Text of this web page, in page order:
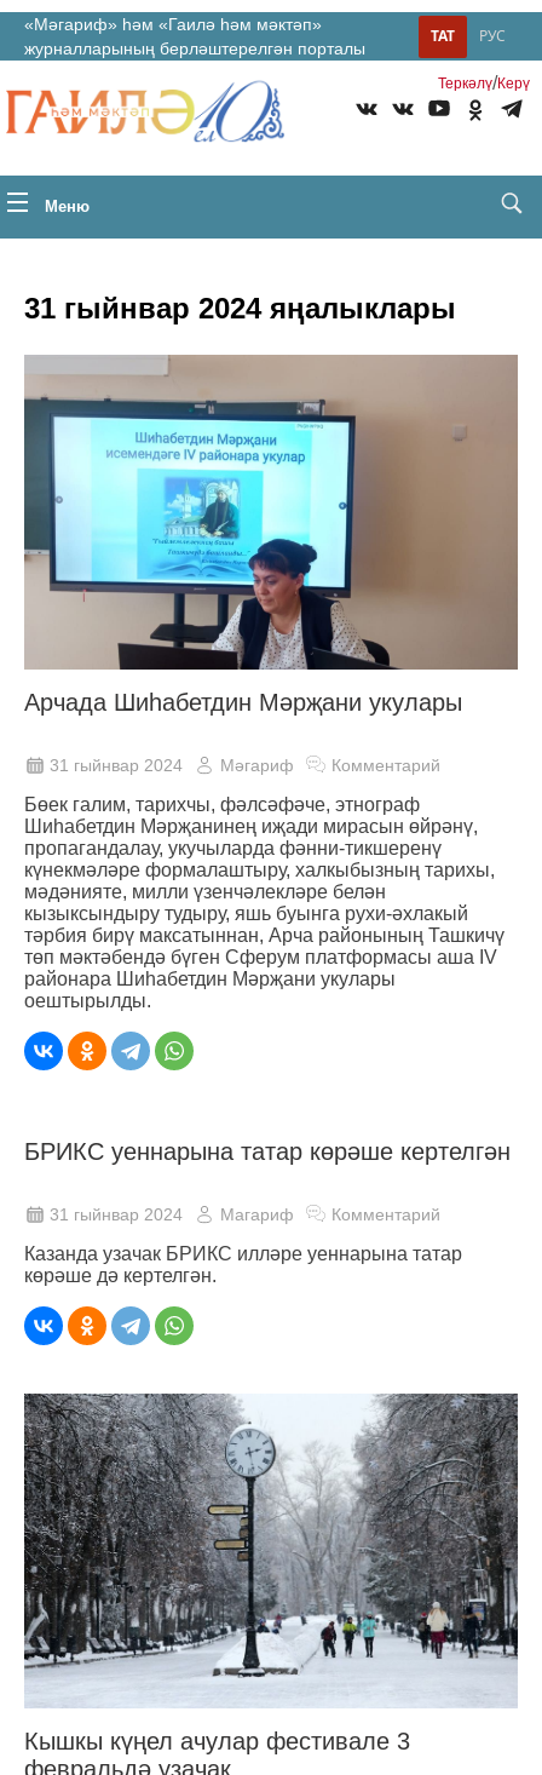
«Мәгариф» һәм «Гаилә һәм мәктәп»
журналларының берләштерелгән порталы
РУС
ТАТ
Теркəлү/Керү
Меню
31 гыйнвар 2024 яңалыклары
Арчада Шиһабетдин Мәрҗани укулары
31 гыйнвар 2024 Мәгариф Комментарий
Бөек галим, тарихчы, фәлсәфәче, этнограф
Шиһабетдин Мәрҗанинең иҗади мирасын өйрәнү,
пропагандалау, укучыларда фәнни-тикшеренү
күнекмәләре формалаштыру, халкыбызның тарихы,
мәдәнияте, милли үзенчәлекләре белән
кызыксындыру тудыру, яшь буынга рухи-әхлакый
тәрбия бирү максатыннан, Арча районының Ташкичү
төп мәктәбендә бүген Сферум платформасы аша IV
районара Шиһабетдин Мәрҗани укулары
оештырылды.
БРИКС уеннарына татар көрәше кертелгән
31 гыйнвар 2024 Магариф Комментарий
Казанда узачак БРИКС илләре уеннарына татар
көрәше дә кертелгән.
Кышкы күңел ачулар фестивале 3
февральдә узачак